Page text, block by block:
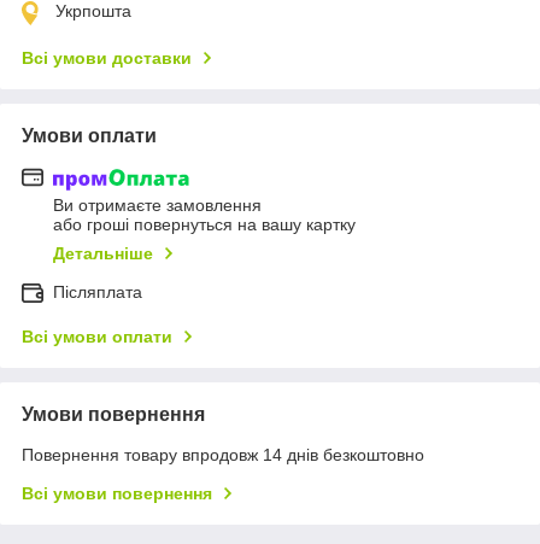
Укрпошта
Всі умови доставки
Умови оплати
Ви отримаєте замовлення
або гроші повернуться на вашу картку
Детальніше
Післяплата
Всі умови оплати
Умови повернення
Повернення товару впродовж 14 днів безкоштовно
Всі умови повернення